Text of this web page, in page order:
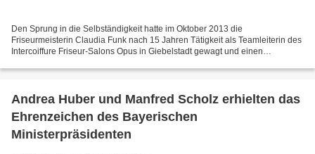
Den Sprung in die Selbständigkeit hatte im Oktober 2013 die
Friseurmeisterin Claudia Funk nach 15 Jahren Tätigkeit als Teamleiterin des
Intercoiffure Friseur-Salons Opus in Giebelstadt gewagt und einen
Andrea Huber und Manfred Scholz erhielten das
Ehrenzeichen des Bayerischen
Ministerpräsidenten